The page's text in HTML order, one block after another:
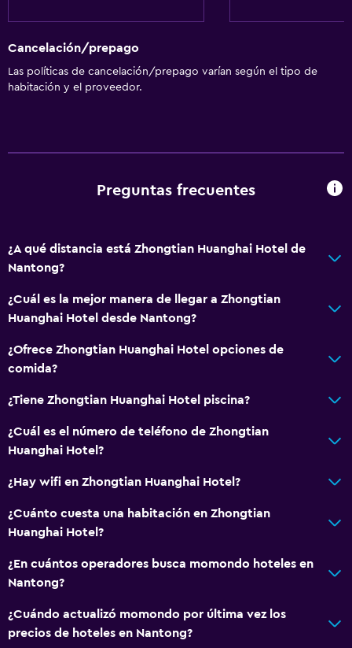
Cancelación/prepago
Las políticas de cancelación/prepago varían según el tipo de
habitación y el proveedor.
Preguntas frecuentes
¿A qué distancia está Zhongtian Huanghai Hotel de
Nantong?
¿Cuál es la mejor manera de llegar a Zhongtian
Huanghai Hotel desde Nantong?
¿Ofrece Zhongtian Huanghai Hotel opciones de
comida?
¿Tiene Zhongtian Huanghai Hotel piscina?
¿Cuál es el número de teléfono de Zhongtian
Huanghai Hotel?
¿Hay wifi en Zhongtian Huanghai Hotel?
¿Cuánto cuesta una habitación en Zhongtian
Huanghai Hotel?
¿En cuántos operadores busca momondo hoteles en
Nantong?
¿Cuándo actualizó momondo por última vez los
precios de hoteles en Nantong?